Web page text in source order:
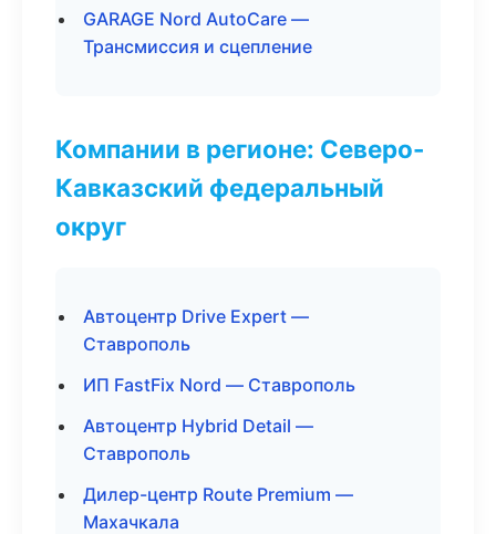
GARAGE Nord AutoCare —
Трансмиссия и сцепление
Компании в регионе: Северо-
Кавказский федеральный
округ
Автоцентр Drive Expert —
Ставрополь
ИП FastFix Nord — Ставрополь
Автоцентр Hybrid Detail —
Ставрополь
Дилер-центр Route Premium —
Махачкала